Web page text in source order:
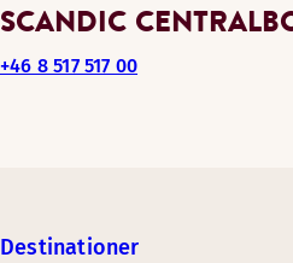
SCANDIC
+46 8 517 517 00
Destinationer